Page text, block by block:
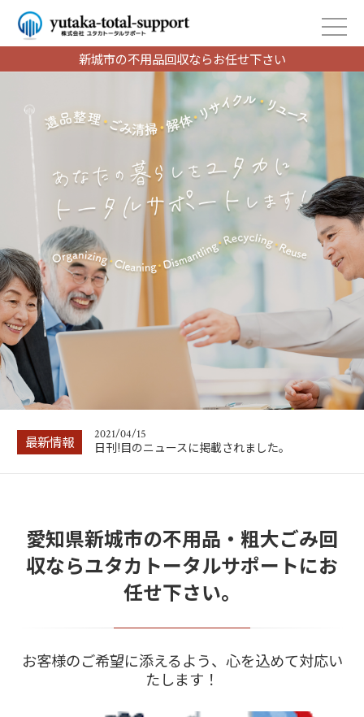
新城市の不用品回収ならお任せ下さい
最新情報
2021/02/24
不用品アドバイザー募集 動画
財経新聞に掲載されました。
2021/04/15
日刊!目のニュースに掲載されました。
2021/04/15
モバイルナビに掲載されました。
2021/02/24
不用品アドバイザー募集 動画
愛知県新城市の不用品・粗大ごみ回
収ならユタカトータルサポートにお
任せ下さい。
お客様のご希望に添えるよう、心を込めて対応い
たします！